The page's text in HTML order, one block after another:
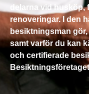
delarna vid
renoveringar. I den
besiktningsman
samt varför du kan
och certifierade